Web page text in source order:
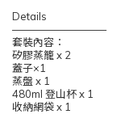
Details
—————————
套裝內容：
矽膠蒸籠 x 2
蓋子×1
蒸盤 x 1
480ml 登山杯 x 1
收納網袋 x 1